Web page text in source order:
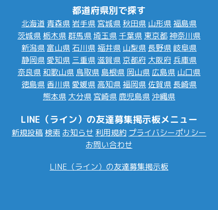
都道府県別で探す
北海道 青森県 岩手県 宮城県 秋田県 山形県福島県
茨城県 栃木県群馬県埼玉県 千葉県 東京都神奈川県
新潟県 富山県 石川県福井県 山梨県 長野県 岐阜県
静岡県愛知県 三重県滋賀県 京都府 大阪府 兵庫県
奈良県 和歌山県 鳥取県 島根県 岡山県 広島県 山口県
徳島県 香川県愛媛県 高知県福岡県 佐賀県 長崎県
熊本県 大分県 宮崎県 鹿児島県 沖縄県
LINE（ライン）の友達募集掲示板メニュー
新規投稿 検索 お知らせ 利用規約 プライバシーポリシー
お問い合わせ
LINE（ライン）の友達募集掲示板